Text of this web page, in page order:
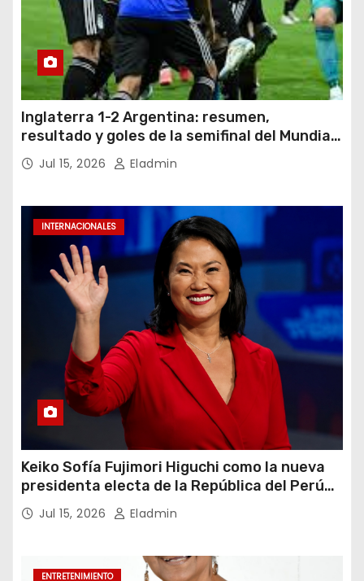
Inglaterra 1-2 Argentina: resumen,
resultado y goles de la semifinal del Mundial
2026Jul 15, 2026 Eladmin
INTERNACIONALES
Keiko Sofía Fujimori Higuchi como la nueva
presidenta electa de la República del Perú
para el periodo constitucional 2026-2031
Jul 15, 2026 Eladmin
ENTRETENIMIENTO